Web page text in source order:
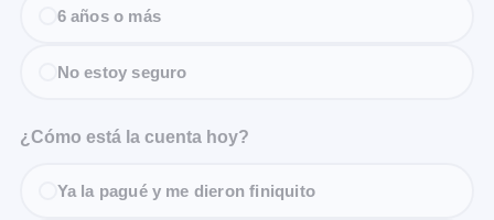
6 años o más
No estoy seguro
¿Cómo está la cuenta hoy?
Ya la pagué y me dieron finiquito